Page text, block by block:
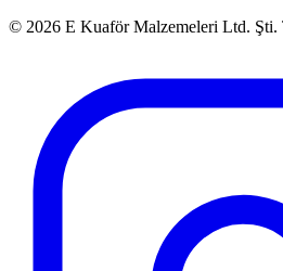
© 2026 E Kuaför Malzemeleri Ltd. Şti.